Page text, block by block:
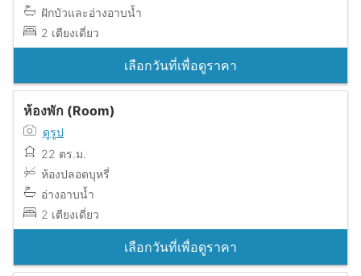
ฝักบัวและอ่างอาบน้ำ
2 เตียงเดี่ยว
เลือกวันที่เพื่อดูราคา
ห้องพัก (Room)
ดูรูป
22 ตร.ม.
ห้องปลอดบุหรี่
อ่างอาบน้ำ
2 เตียงเดี่ยว
เลือกวันที่เพื่อดูราคา